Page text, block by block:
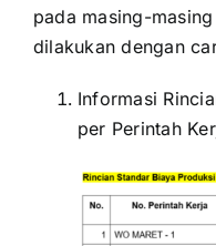
pada masing-
dilakukan dengan
Informasi
per Perintah